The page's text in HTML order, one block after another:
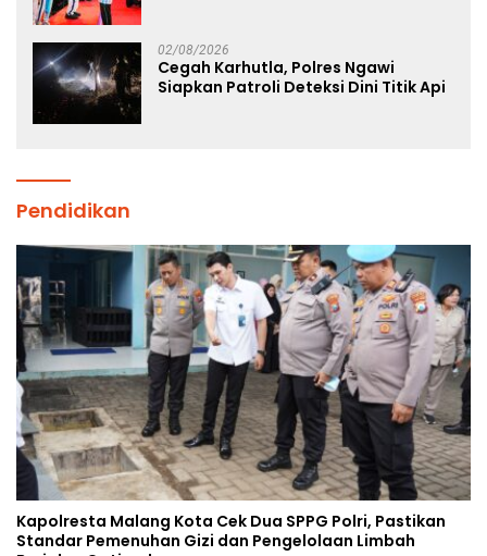
02/08/2026
Cegah Karhutla, Polres Ngawi
Siapkan Patroli Deteksi Dini Titik Api
Pendidikan
Kapolresta Malang Kota Cek Dua SPPG Polri, Pastikan
Standar Pemenuhan Gizi dan Pengelolaan Limbah